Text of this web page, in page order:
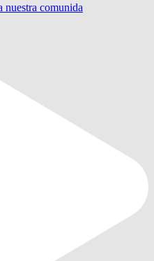
nuestra comunida